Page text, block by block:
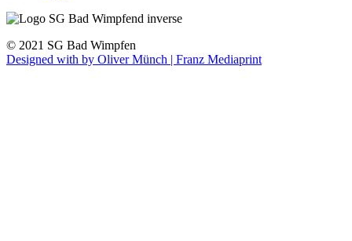
© 2021 SG Bad Wimpfen
Designed with by Oliver Münch | Franz Mediaprint